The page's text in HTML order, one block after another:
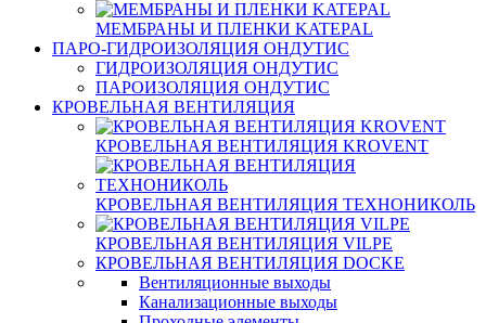
МЕМБРАНЫ И ПЛЕНКИ KATEPAL
ПАРО-ГИДРОИЗОЛЯЦИЯ ОНДУТИС
ГИДРОИЗОЛЯЦИЯ ОНДУТИС
ПАРОИЗОЛЯЦИЯ ОНДУТИС
КРОВЕЛЬНАЯ ВЕНТИЛЯЦИЯ
КРОВЕЛЬНАЯ ВЕНТИЛЯЦИЯ KROVENT
КРОВЕЛЬНАЯ ВЕНТИЛЯЦИЯ ТЕХНОНИКОЛЬ
КРОВЕЛЬНАЯ ВЕНТИЛЯЦИЯ VILPE
КРОВЕЛЬНАЯ ВЕНТИЛЯЦИЯ DOCKE
Вентиляционные выходы
Канализационные выходы